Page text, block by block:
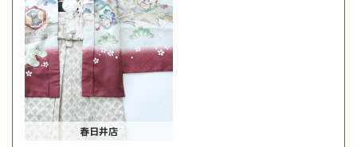
春日井店